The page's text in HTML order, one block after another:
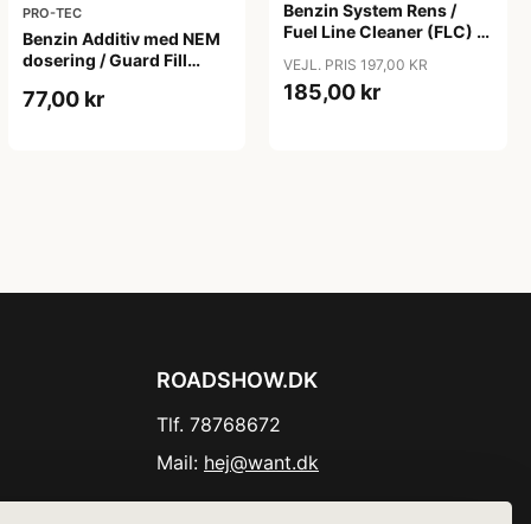
PRO-TEC
Benzin Additiv med NEM
dosering / Guard Fill
250ml
77,00 kr
Benzin System Rens /
Fuel Line Cleaner (FLC) -
VEJL. PRIS 197,00 KR
185,00 kr
ROADSHOW.DK
Tlf. 78768672
Mail: hej@want.dk